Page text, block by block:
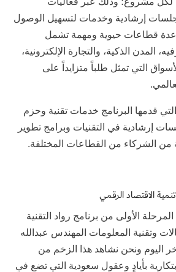
إرشادية وخدمات لتسهيل الوصول
قطاعات حيوية ومهمة تشمل
المدن الذكية، والتجارة الإلكترونية،
التي تمثل طلباً متزايداً على
قدمها البرنامج خدمات تقنية وحزم
إرشادية في التقنيات وبرامج تطوير
من الشركاء من القطاعات المختلفة.
تنمية الاقتصاد الرقمي
الأولى من برنامج رواد التقنية
وتقنية المعلومات المهندس عبدالله
اليوم ونحن نشاهد هذا الزخم من
بأيادٍ وعقول سعودية التي تضع في